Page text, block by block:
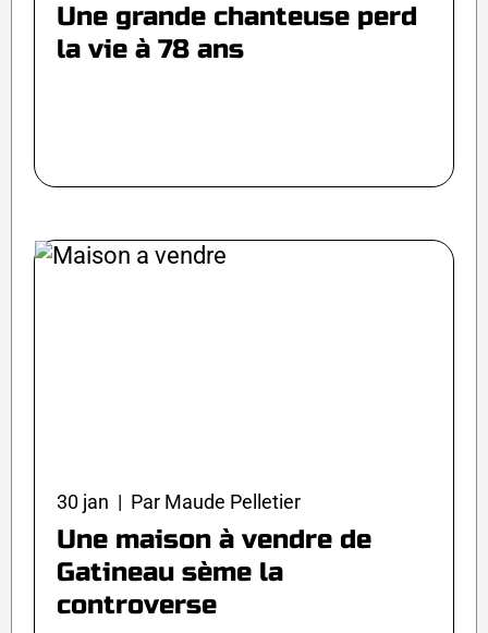
Une grande chanteuse perd
la vie à 78 ans
30 jan | Par Maude Pelletier
Une maison à vendre de
Gatineau sème la
controverse